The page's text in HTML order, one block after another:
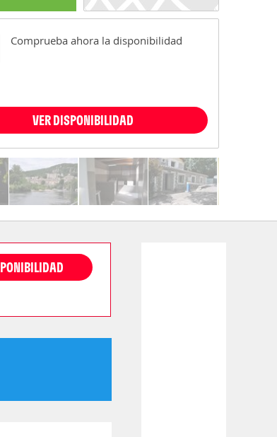
Comprueba ahora la disponibilidad
VER DISPONIBILIDAD